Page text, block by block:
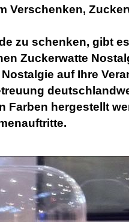
Verschenken,
zu schenken, gibt
Zuckerwatte
auf Ihre
Farben hergestellt